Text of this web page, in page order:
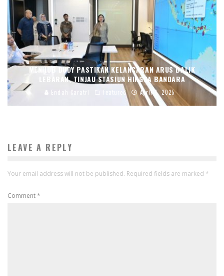
MENHUB DUDY PASTIKAN KELANCARAN ARUS BALIK
LEBARAN, TINJAU STASIUN HINGGA BANDARA
Endah Caratri Featured April 4, 2025
LEAVE A REPLY
Your email address will not be published. Required fields are marked *
Comment*